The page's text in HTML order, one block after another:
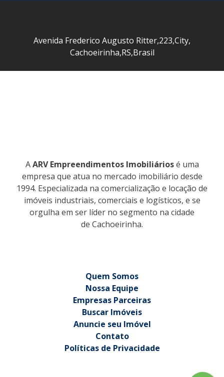
Avenida Frederico Augusto Ritter,223,City,
Cachoeirinha,RS,Brasil
AARV Empreendimentos Imobiliáriosé uma
empresa que atua no mercado imobiliário desde
1994. Especializada na comercialização e locação de
imóveis industriais, comerciais e logísticos, e se
orgulha em ser líder no segmento na cidade
de Cachoeirinha.
Quem Somos
Nossa Equipe
Empresas Parceiras
Buscar Imóveis
Anuncie seu Imóvel
Contato
Políticas de Privacidade